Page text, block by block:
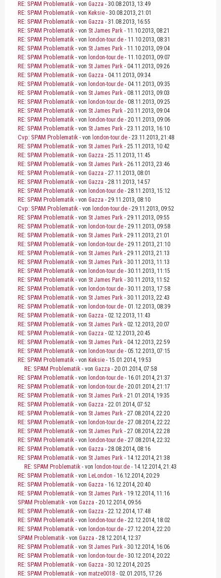
RE: SPAM Problematik - von Gazza - 30.08.2013, 13:49
RE: SPAM Problematik - von Keksie - 30.08.2013, 21:01
RE: SPAM Problematik - von Gazza - 31.08.2013, 16:55
RE: SPAM Problematik - von St James Park - 11.10.2013, 08:21
RE: SPAM Problematik - von london-tour.de - 11.10.2013, 08:31
RE: SPAM Problematik - von St James Park - 11.10.2013, 09:04
RE: SPAM Problematik - von london-tour.de - 11.10.2013, 09:07
RE: SPAM Problematik - von St James Park - 04.11.2013, 09:26
RE: SPAM Problematik - von Gazza - 04.11.2013, 09:34
RE: SPAM Problematik - von london-tour.de - 04.11.2013, 09:35
RE: SPAM Problematik - von St James Park - 08.11.2013, 09:03
RE: SPAM Problematik - von london-tour.de - 08.11.2013, 09:25
RE: SPAM Problematik - von St James Park - 20.11.2013, 09:04
RE: SPAM Problematik - von london-tour.de - 20.11.2013, 09:06
RE: SPAM Problematik - von St James Park - 23.11.2013, 16:10
Cvp: SPAM Problematik - von london-tour.de - 23.11.2013, 21:48
RE: SPAM Problematik - von St James Park - 25.11.2013, 10:42
RE: SPAM Problematik - von Gazza - 25.11.2013, 11:45
RE: SPAM Problematik - von St James Park - 26.11.2013, 23:46
RE: SPAM Problematik - von Gazza - 27.11.2013, 08:01
RE: SPAM Problematik - von Gazza - 28.11.2013, 14:57
RE: SPAM Problematik - von london-tour.de - 28.11.2013, 15:12
RE: SPAM Problematik - von Gazza - 29.11.2013, 08:10
Cvp: SPAM Problematik - von london-tour.de - 29.11.2013, 09:52
RE: SPAM Problematik - von St James Park - 29.11.2013, 09:55
RE: SPAM Problematik - von london-tour.de - 29.11.2013, 09:58
RE: SPAM Problematik - von St James Park - 29.11.2013, 21:01
RE: SPAM Problematik - von london-tour.de - 29.11.2013, 21:10
RE: SPAM Problematik - von St James Park - 29.11.2013, 21:13
RE: SPAM Problematik - von St James Park - 30.11.2013, 11:13
RE: SPAM Problematik - von london-tour.de - 30.11.2013, 11:15
RE: SPAM Problematik - von St James Park - 30.11.2013, 11:52
RE: SPAM Problematik - von london-tour.de - 30.11.2013, 17:58
RE: SPAM Problematik - von St James Park - 30.11.2013, 22:43
RE: SPAM Problematik - von london-tour.de - 01.12.2013, 08:39
RE: SPAM Problematik - von Gazza - 02.12.2013, 11:43
RE: SPAM Problematik - von St James Park - 02.12.2013, 20:07
RE: SPAM Problematik - von Gazza - 02.12.2013, 20:45
RE: SPAM Problematik - von St James Park - 04.12.2013, 22:59
RE: SPAM Problematik - von london-tour.de - 05.12.2013, 07:15
RE: SPAM Problematik - von Keksie - 15.01.2014, 19:53
RE: SPAM Problematik - von Gazza - 20.01.2014, 07:58
RE: SPAM Problematik - von london-tour.de - 16.01.2014, 21:37
RE: SPAM Problematik - von london-tour.de - 20.01.2014, 21:17
RE: SPAM Problematik - von St James Park - 21.01.2014, 19:35
RE: SPAM Problematik - von Gazza - 22.01.2014, 07:52
RE: SPAM Problematik - von St James Park - 27.08.2014, 22:20
RE: SPAM Problematik - von london-tour.de - 27.08.2014, 22:22
RE: SPAM Problematik - von St James Park - 27.08.2014, 22:28
RE: SPAM Problematik - von london-tour.de - 27.08.2014, 22:32
RE: SPAM Problematik - von Gazza - 28.08.2014, 08:16
RE: SPAM Problematik - von St James Park - 14.12.2014, 21:38
RE: SPAM Problematik - von london-tour.de - 14.12.2014, 21:43
RE: SPAM Problematik - von LeLondon - 16.12.2014, 20:29
RE: SPAM Problematik - von Gazza - 16.12.2014, 20:40
RE: SPAM Problematik - von St James Park - 19.12.2014, 11:16
SPAM Problematik - von Gazza - 20.12.2014, 09:56
RE: SPAM Problematik - von Gazza - 22.12.2014, 17:48
RE: SPAM Problematik - von london-tour.de - 22.12.2014, 18:02
RE: SPAM Problematik - von london-tour.de - 27.12.2014, 22:20
SPAM Problematik - von Gazza - 28.12.2014, 12:37
RE: SPAM Problematik - von St James Park - 30.12.2014, 16:06
RE: SPAM Problematik - von london-tour.de - 30.12.2014, 20:22
RE: SPAM Problematik - von Gazza - 30.12.2014, 20:25
RE: SPAM Problematik - von matze0018 - 02.01.2015, 17:26